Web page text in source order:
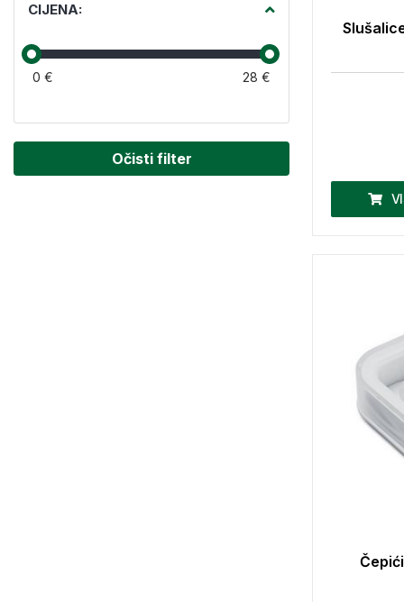
CIJENA:
0 € 28 €
Očisti filter